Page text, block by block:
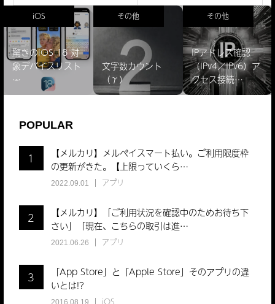
iOS
驚きのiOS 18 対
象デバイスリスト
̵…
その他
文字数カウント
（γ）
その他
IPアドレス確認
（IPv4／IPv6）ア
クセス接続…
POPULAR
1
【メルカリ】メルペイスマート払い。ご利用限度枠
の更新がきた。【上限っていくら…
2022.09.01 アプリ
2
【メルカリ】「ご利用状況を確認中のためお待ち下
さい」「現在、こちらの取引は進…
2021.06.26 アプリ
3
「App Store」と「Apple Store」そのアプリの違
いとは!?
2016.08.19 iOS